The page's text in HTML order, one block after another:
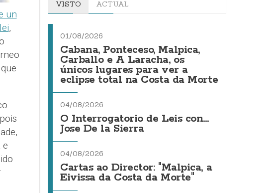
un
,
e
VISTO ACTUAL
01/08/2026
Cabana, Ponteceso, Malpica,
Carballo e A Laracha, os
únicos lugares para ver a
eclipse total na Costa da Morte
04/08/2026
O Interrogatorio de Leis con...
Jose De la Sierra
04/08/2026
Cartas ao Director: "Malpica, a
Eivissa da Costa da Morte"